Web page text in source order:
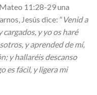
11:28-29 una
Jesús dice: “Venid a
y yo os haré
y aprended de mí,
y hallaréis descanso
es fácil, y ligera mi